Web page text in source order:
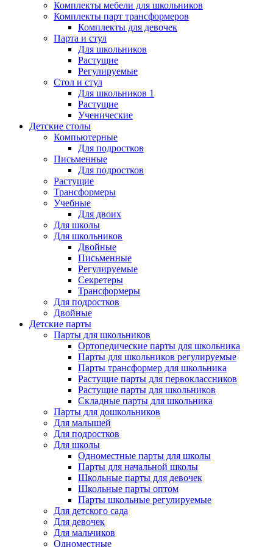
Комплекты мебели для школьников
Комплекты парт трансформеров
Комплекты для девочек
Парта и стул
Для школьников
Растущие
Регулируемые
Стол и стул
Для школьников 1
Растущие
Ученические
Детские столы
Компьютерные
Для подростков
Письменные
Для подростков
Растущие
Трансформеры
Учебные
Для двоих
Для школы
Для школьников
Двойные
Письменные
Регулируемые
Секретеры
Трансформеры
Для подростков
Двойные
Детские парты
Парты для школьников
Ортопедические парты для школьника
Парты для школьников регулируемые
Парты трансформер для школьника
Растущие парты для первоклассников
Растущие парты для школьников
Складные парты для школьника
Парты для дошкольников
Для малышей
Для подростков
Для школы
Одноместные парты для школы
Парты для начальной школы
Школьные парты для девочек
Школьные парты оптом
Парты школьные регулируемые
Для детского сада
Для девочек
Для мальчиков
Одноместные